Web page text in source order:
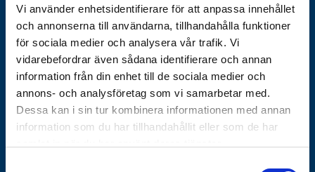
Vi använder enhetsidentifierare för att anpassa innehållet
och annonserna till användarna, tillhandahålla funktioner
för sociala medier och analysera vår trafik. Vi
vidarebefordrar även sådana identifierare och annan
information från din enhet till de sociala medier och
annons- och analysföretag som vi samarbetar med.
Dessa kan i sin tur kombinera informationen med annan
information som du har tillhandahållit eller som de har
Vårt erbjudande
Historik
Nyhetsbrev
Varför Göthes
Våra varumärken
Koncernbolag